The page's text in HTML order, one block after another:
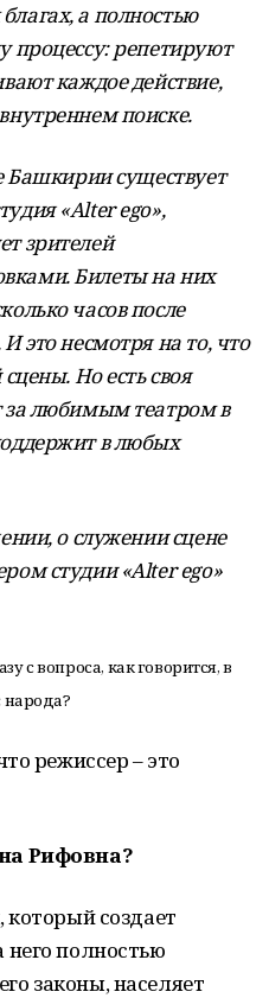
а полностью
процессу: репетируют
каждое действие,
поиске.
Башкирии существует
«Alterego»,
зрителей
Билеты на них
часов после
это несмотря на то, что
Но есть своя
за любимым театром в
в любых
о служении сцене
студии «Alter ego»
с вопроса, как говорится, в
народа?
режиссер – это
Рифовна?
который создает
него полностью
законы, населяет